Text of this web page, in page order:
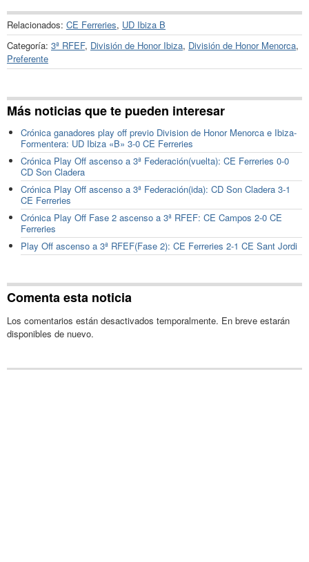
Relacionados: CE Ferreries, UD Ibiza B
Categoría: 3ª RFEF, División de Honor Ibiza, División de Honor Menorca,
Preferente
Más noticias que te pueden interesar
Crónica ganadores play off previo Division de Honor Menorca e Ibiza-
Formentera: UD Ibiza «B» 3-0 CE Ferreries
Crónica Play Off ascenso a 3ª Federación(vuelta): CE Ferreries 0-0
CD Son Cladera
Crónica Play Off ascenso a 3ª Federación(ida): CD Son Cladera 3-1
CE Ferreries
Crónica Play Off Fase 2 ascenso a 3ª RFEF: CE Campos 2-0 CE
Ferreries
Play Off ascenso a 3ª RFEF(Fase 2): CE Ferreries 2-1 CE Sant Jordi
Comenta esta noticia
Los comentarios están desactivados temporalmente. En breve estarán
disponibles de nuevo.